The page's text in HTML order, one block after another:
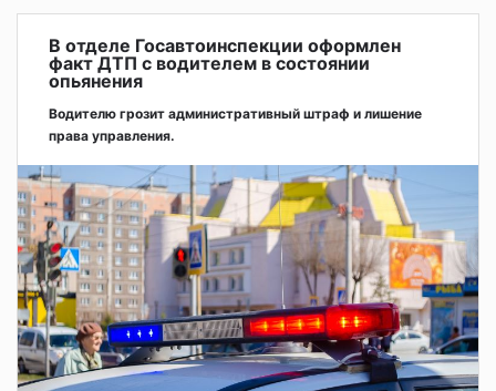
В отделе Госавтоинспекции оформлен
факт ДТП с водителем в состоянии
опьянения
Водителю грозит административный штраф и лишение
права управления.